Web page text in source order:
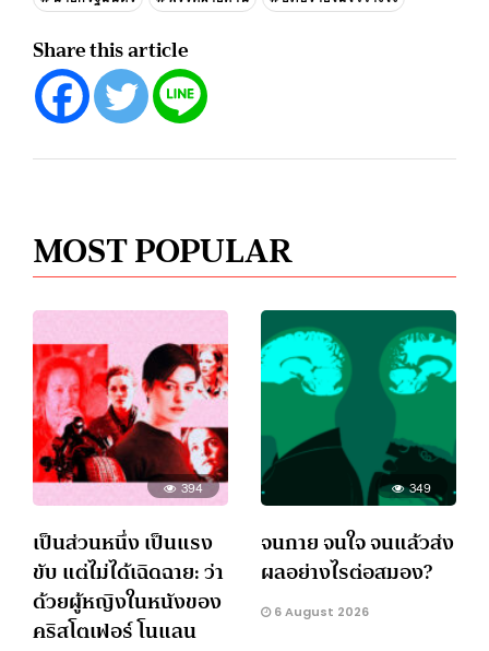
Share this article
MOST POPULAR
394
เป็นส่วนหนึ่ง เป็นแรง
ขับ แต่ไม่ได้เฉิดฉาย: ว่า
ด้วยผู้หญิงในหนังของ
คริสโตเฟอร์ โนแลน
349
จนกาย จนใจ จนแล้วส่ง
ผลอย่างไรต่อสมอง?
6 August 2026